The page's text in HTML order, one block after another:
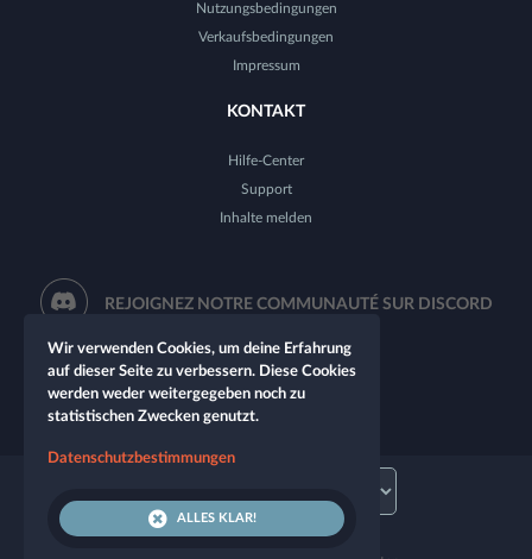
Nutzungsbedingungen
Verkaufsbedingungen
Impressum
KONTAKT
Hilfe-Center
Support
Inhalte melden
REJOIGNEZ NOTRE COMMUNAUTÉ SUR DISCORD
Wir verwenden Cookies, um deine Erfahrung
auf dieser Seite zu verbessern. Diese Cookies
werden weder weitergegeben noch zu
statistischen Zwecken genutzt.
Datenschutzbestimmungen
ALLES KLAR!